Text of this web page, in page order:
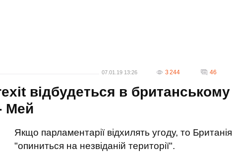
07.01.19 13:26 3 244 46
відбудеться в британському
Мей
Якщо парламентарії відхилять угоду, то Британія
"опиниться на незвіданій території".